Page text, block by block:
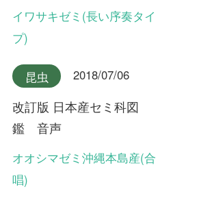
オオシマゼミ奄美大島産(長
昆虫 2018/07/06
改訂版 日本産セミ科図
鑑 音声
ツクツクボウシ屋久島産
昆虫